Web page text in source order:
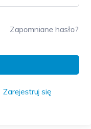
Zapomniane hasło?
Zarejestruj się